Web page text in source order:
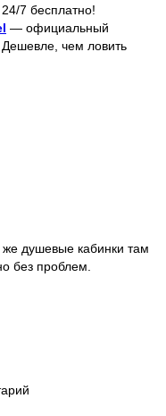
7 бесплатно!
— официальный
чем ловить
душевые кабинки там
без проблем.